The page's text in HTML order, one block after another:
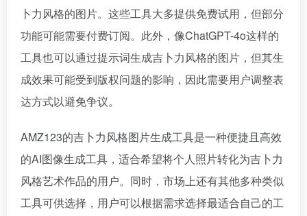
卜力风格的图片。这些工具大多提供免费试用，但部分
功能可能需要付费订阅。此外，像ChatGPT-4o这样的
工具也可以通过提示词生成吉卜力风格的图片，但其生
成效果可能受到版权问题的影响，因此需要用户调整表
达方式以避免争议。
AMZ123的吉卜力风格图片生成工具是一种便捷且高效
的AI图像生成工具，适合希望将个人照片转化为吉卜力
风格艺术作品的用户。同时，市场上还有其他多种类似
工具可供选择，用户可以根据需求选择最适合自己的工